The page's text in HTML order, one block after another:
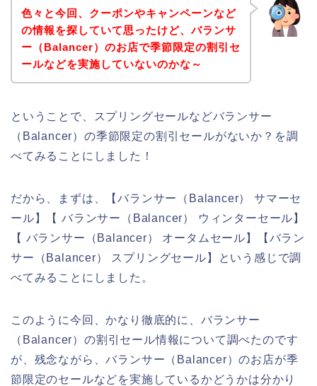
色々と今回、クーポンやキャンペーンなど
の情報を探していて思ったけど、バランサ
ー（Balancer）のお店で季節限定の割引セ
ールなどを実施していないのかな～
ということで、スプリングセールなどバランサー
（Balancer）の季節限定の割引セールがないか？を調
べてみることにしました！
だから、まずは、【バランサー（Balancer） サマーセ
ール】【 バランサー（Balancer） ウィンターセール】
【 バランサー（Balancer） オータムセール】【バラン
サー（Balancer） スプリングセール】という感じで調
べてみることにしました。
このように今回、かなり徹底的に、バランサー
（Balancer）の割引セール情報について調べたのです
が、残念ながら、バランサー（Balancer）のお店が季
節限定のセールなどを実施しているかどうかは分かり